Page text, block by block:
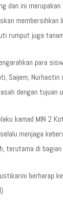
dan ini
rumput juga
para
Saijem,
dengan
kamad MIN 2
menjaga
terutama di
berharap